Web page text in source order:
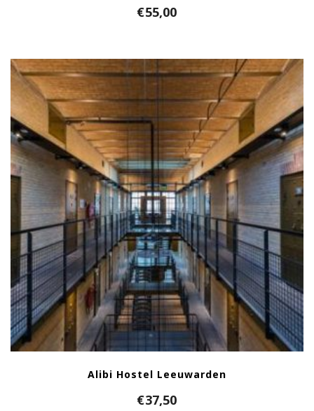
€55,00
Alibi Hostel Leeuwarden
€37,50